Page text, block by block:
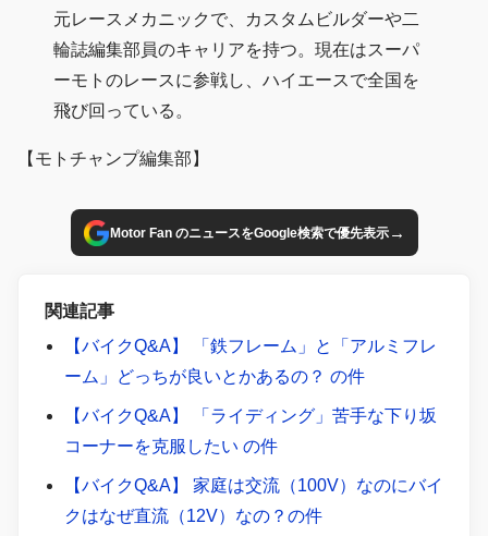
元レースメカニックで、カスタムビルダーや二
輪誌編集部員のキャリアを持つ。現在はスーパ
ーモトのレースに参戦し、ハイエースで全国を
飛び回っている。
【モトチャンプ編集部】
Motor Fan のニュースをGoogle検索で優先表示→
関連記事
【バイクQ&A】 「鉄フレーム」と「アルミフレ
ーム」どっちが良いとかあるの？ の件
【バイクQ&A】 「ライディング」苦手な下り坂
コーナーを克服したい の件
【バイクQ&A】 家庭は交流（100V）なのにバイ
クはなぜ直流（12V）なの？の件